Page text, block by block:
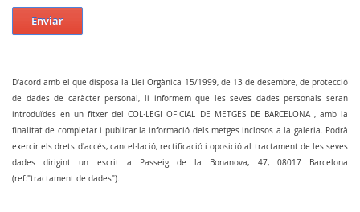
Enviar
D'acord amb el que disposa la Llei Orgànica 15/1999, de 13 de desembre, de protecció
de dades de caràcter personal, li informem que les seves dades personals seran
introduïdes en un fitxer del COL·LEGI OFICIAL DE METGES DE BARCELONA , amb la
finalitat de completar i publicar la informació dels metges inclosos a la galeria. Podrà
exercir els drets d'accés, cancel·lació, rectificació i oposició al tractament de les seves
dades dirigint un escrit a Passeig de la Bonanova, 47, 08017 Barcelona
(ref:"tractament de dades").